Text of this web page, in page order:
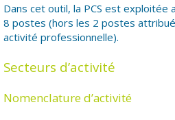
Dans cet outil, la PCS est exploitée
8 postes (hors les 2 postes
activité professionnelle).
Secteurs d’activité
Nomenclature d’activité